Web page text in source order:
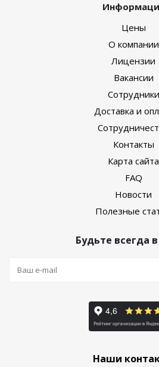
Цены
О компании
Лицензии
Вакансии
Сотрудники
Доставка и
Контакты
Карта сайта
FAQ
Новости
Полезные
Будьте всегда
Наши